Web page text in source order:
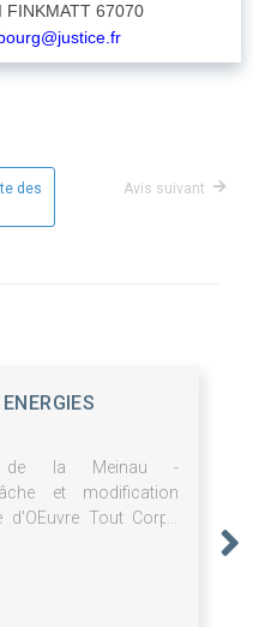
FINKMATT 67070
des
Avis suivant
de la Meinau -
et modification
d'OEuvre Tout Corps